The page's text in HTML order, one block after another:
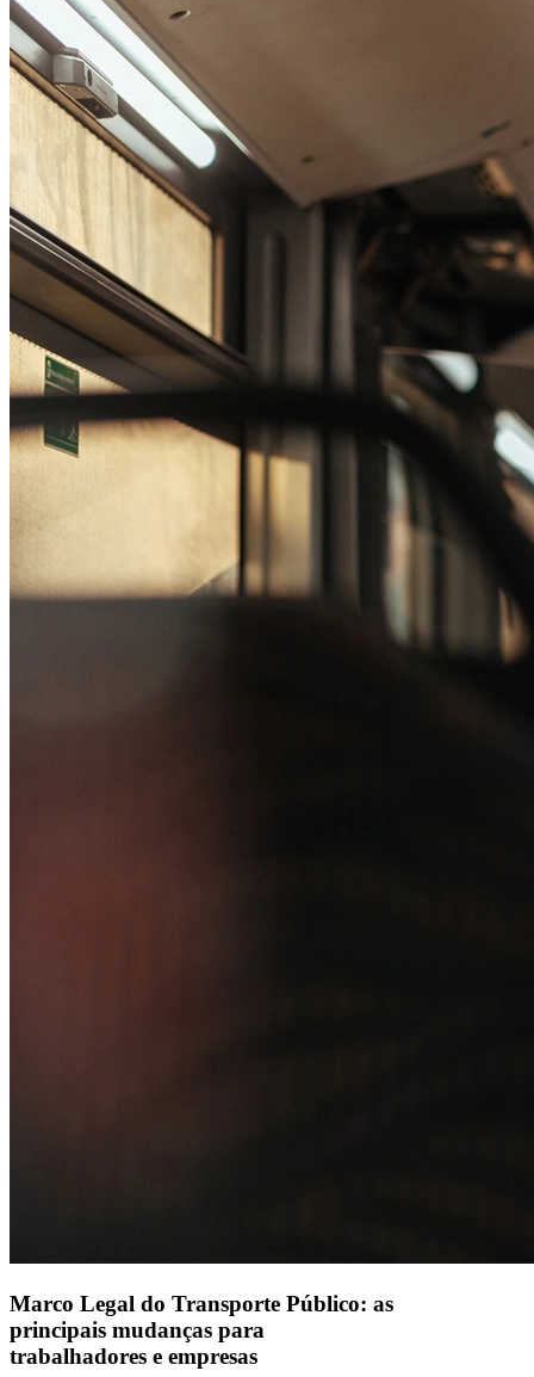
Marco Legal do Transporte Público: as
principais mudanças para
trabalhadores e empresas
Passo 1/2
Institucional
Compromisso com o Meio Ambiente
Governança Corporativa
Ouvidoria
Política de Privacidade